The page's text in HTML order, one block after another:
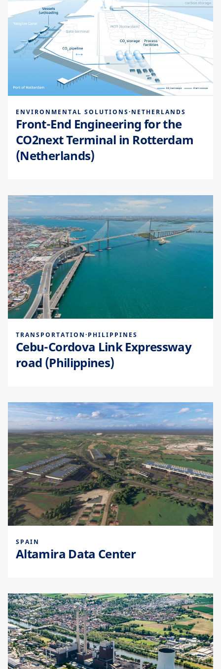
ENVIRONMENTAL SOLUTIONS·NETHERLANDS
Front-End Engineering for the
CO2next Terminal in Rotterdam
(Netherlands)
TRANSPORTATION·PHILIPPINES
Cebu-Cordova Link Expressway
road (Philippines)
SPAIN
Altamira Data Center